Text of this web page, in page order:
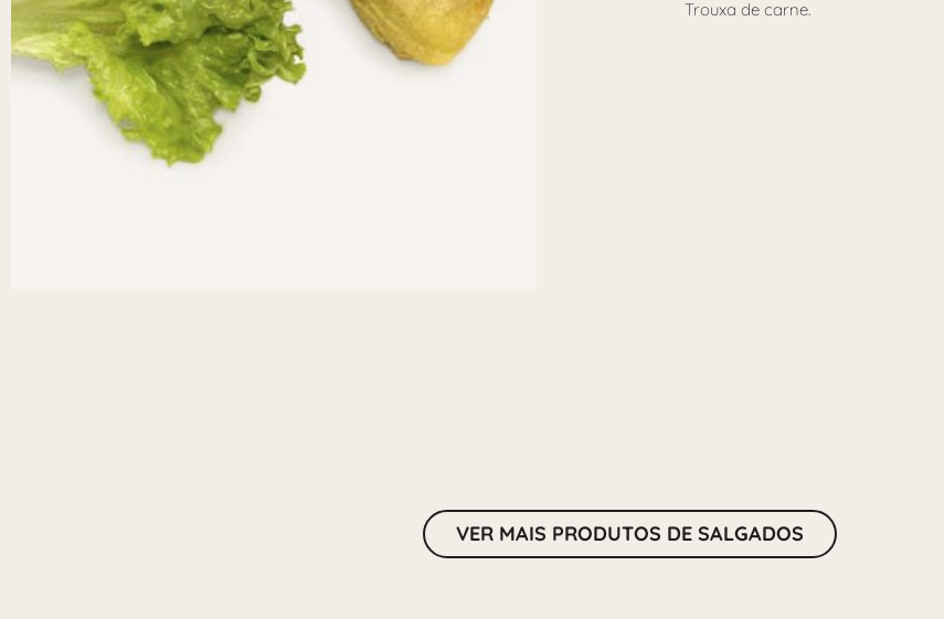
Trouxa de carne.
VER MAIS PRODUTOS DE SALGADOS